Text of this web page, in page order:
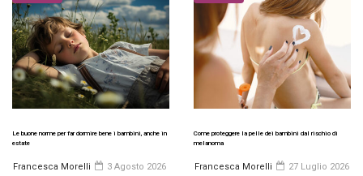
Le buone norme per far dormire bene i bambini, anche in
estate
Francesca Morelli 3 Agosto 2026
Come proteggere la pelle dei bambini dal rischio di
melanoma
Francesca Morelli 27 Luglio 2026